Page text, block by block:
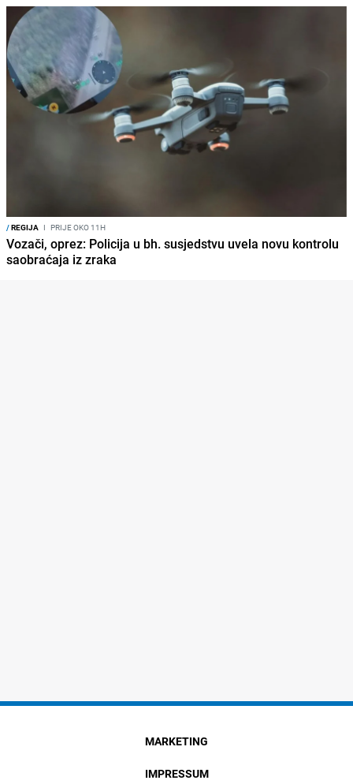
/REGIJA I PRIJE OKO 11H
Vozači, oprez: Policija u bh. susjedstvu uvela novu kontrolu
saobraćaja iz zraka
MARKETING
IMPRESSUM